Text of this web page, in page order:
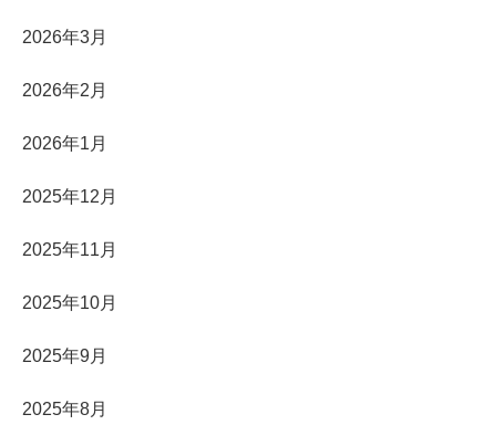
2026年3月
2026年2月
2026年1月
2025年12月
2025年11月
2025年10月
2025年9月
2025年8月